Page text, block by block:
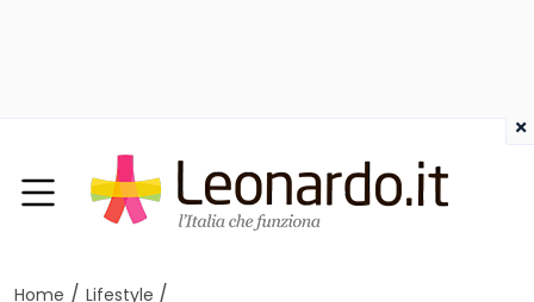
Home / Lifestyle /
×